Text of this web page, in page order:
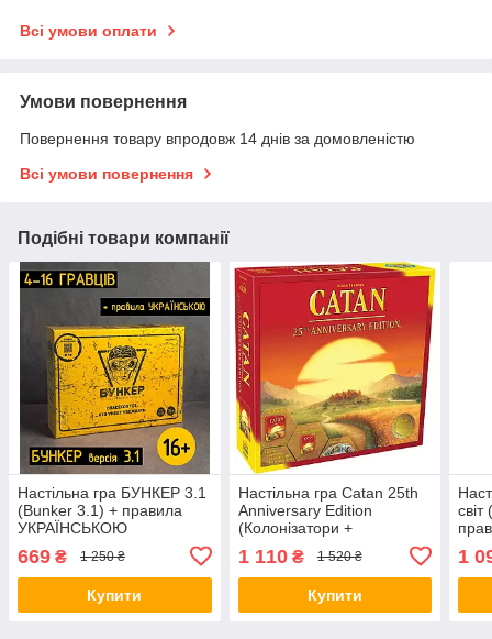
Всі умови оплати
Умови повернення
Повернення товару впродовж 14 днів за домовленістю
Всі умови повернення
Подібні товари компанії
Настільна гра БУНКЕР 3.1
(Bunker 3.1) + правила
УКРАЇНСЬКОЮ
669 ₴ 1 250 ₴
Купити
Настільна гра Catan 25th
Anniversary Edition
(Колонізатори +
розширення 5-6 + додаток
Майстри) + правила
УКРАЇНСЬКОЮ
1 110₴ 1 520 ₴
Купити
1